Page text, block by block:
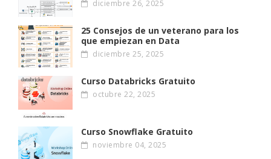
diciembre 26, 2025
25 Consejos de un veterano para los
que empiezan en Data
diciembre 25, 2025
Curso Databricks Gratuito
octubre 22, 2025
Curso Snowflake Gratuito
noviembre 04, 2025